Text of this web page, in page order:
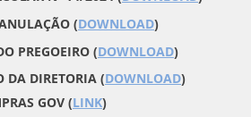
(DOWNLOAD)
PREGOEIRO (DOWNLOAD)
DA DIRETORIA (DOWNLOAD)
GOV (LINK)